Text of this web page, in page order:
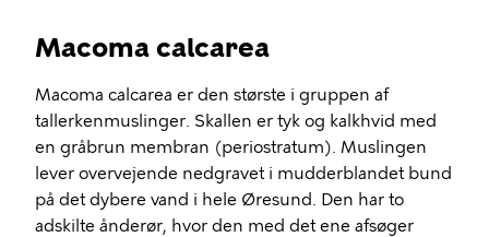
Macoma calcarea
Macoma calcarea er den største i gruppen af
tallerkenmuslinger. Skallen er tyk og kalkhvid med
en gråbrun membran (periostratum). Muslingen
lever overvejende nedgravet i mudderblandet bund
på det dybere vand i hele Øresund. Den har to
adskilte ånderør, hvor den med det ene afsøger